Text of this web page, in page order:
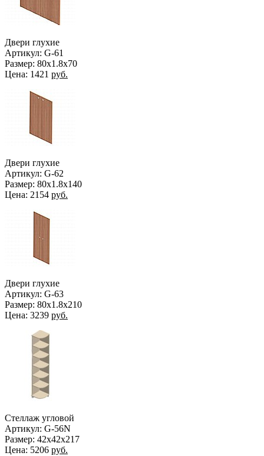
Двери глухие
Артикул: G-61
Размер: 80х1.8х70
Цена: 1421 руб.
Двери глухие
Артикул: G-62
Размер: 80х1.8х140
Цена: 2154 руб.
Двери глухие
Артикул: G-63
Размер: 80х1.8х210
Цена: 3239 руб.
Стеллаж угловой
Артикул: G-56N
Размер: 42х42х217
Цена: 5206 руб.